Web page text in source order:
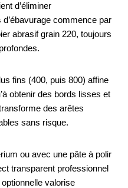
d’éliminer
commence par
abrasif grain 220, toujours
fins (400, puis 800) affine
obtenir des bords lisses et
des arêtes
sans risque.
ou avec une pâte à polir
transparent professionnel
valorise